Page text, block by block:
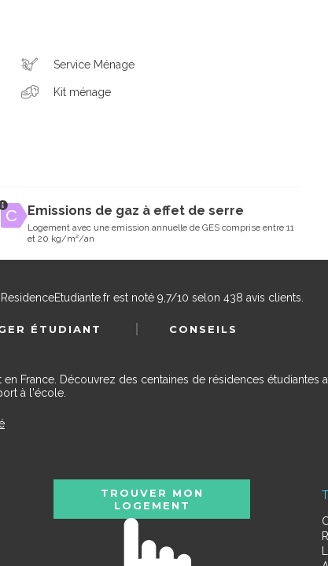
Service Ménage
Kit ménage
Emissions de gaz à effet de serre
Logement avec une emission annuelle de GES comprise entre 11
et 20 kg/m²/an
ResidenceEtudiante.frest noté 9,7/10 selon 438 avis clients.
ÉTUDIANT
CONSEILS
France. Découvrez des centaines de résidences étudiantes
à l'école.
TROUVER MON
LOGEMENT